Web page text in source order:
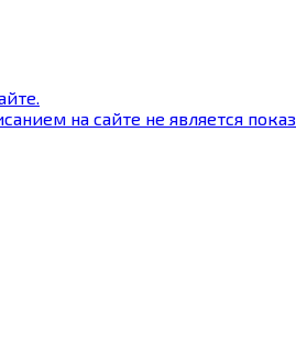
на сайте не является